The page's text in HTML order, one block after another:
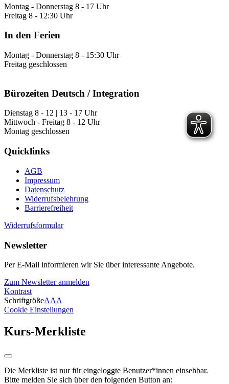
Montag - Donnerstag 8 - 17 Uhr
Freitag 8 - 12:30 Uhr
In den Ferien
Montag - Donnerstag 8 - 15:30 Uhr
Freitag geschlossen
Bürozeiten Deutsch / Integration
Dienstag 8 - 12 | 13 - 17 Uhr
Mittwoch - Freitag 8 - 12 Uhr
Montag geschlossen
Quicklinks
AGB
Impressum
Datenschutz
Widerrufsbelehrung
Barrierefreiheit
Widerrufsformular
Newsletter
Per E-Mail informieren wir Sie über interessante Angebote.
Zum Newsletter anmelden
Kontrast
SchriftgrößeAAA
Cookie Einstellungen
Kurs-Merkliste
Die Merkliste ist nur für eingeloggte Benutzer*innen einsehbar.
Bitte melden Sie sich über den folgenden Button an: